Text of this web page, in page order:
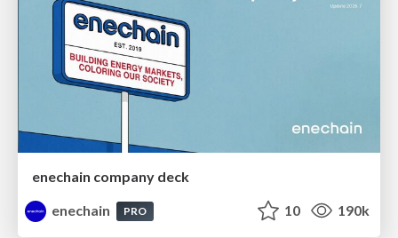
enechain company deck
enechain
PRO 10 190k